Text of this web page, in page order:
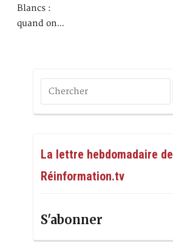
Blancs :
quand on…
La lettre hebdomadaire de
Réinformation.tv
S'abonner